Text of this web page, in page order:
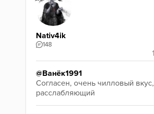
Nativ4ik
148
@Ванёк1991
Согласен, очень чилловый вкус,
расслабляющий